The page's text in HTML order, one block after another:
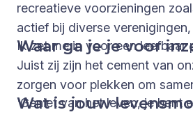
recreatieve voorzieningen
actief bij diverse
Waar ga je je voor
Ik zet me in voor een
Juist zij zijn het cement van
zorgen voor plekken om
Wat is jouw
'Geniet van het leven, je bent